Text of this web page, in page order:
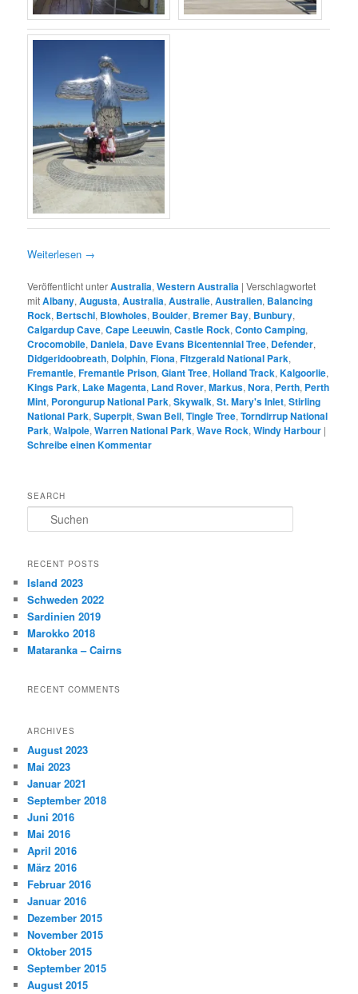
Weiterlesen →
Veröffentlicht unterAustralia,Western Australia |Verschlagwortet
mitAlbany,Augusta,Australia,Australie,Australien, Balancing
Rock, Bertschi, Blowholes, Boulder, Bremer Bay, Bunbury,
Calgardup Cave,Cape Leeuwin,Castle Rock,Conto Camping,
Crocomobile, Daniela, Dave Evans Bicentennial Tree, Defender,
Didgeridoobreath, Dolphin,Fiona,Fitzgerald National Park,
Fremantle,Fremantle Prison,Giant Tree,Holland Track,Kalgoorlie,
Kings Park, Lake Magenta, Land Rover,Markus,Nora, Perth, Perth
Mint, Porongurup National Park,Skywalk,St. Mary's Inlet,Stirling
National Park,Superpit,Swan Bell,Tingle Tree,Torndirrup National
Park,Walpole,Warren National Park,Wave Rock,Windy Harbour |
Schreibe einen Kommentar
SEARCH
u
h
n
RECENT POSTS
Island 2023
Schweden 2022
Sardinien 2019
Marokko 2018
Mataranka – Cairns
RECENT COMMENTS
ARCHIVES
August 2023
Mai 2023
Januar 2021
September 2018
Juni 2016
Mai 2016
April 2016
März 2016
Februar 2016
Januar 2016
Dezember 2015
November 2015
Oktober 2015
September 2015
August 2015